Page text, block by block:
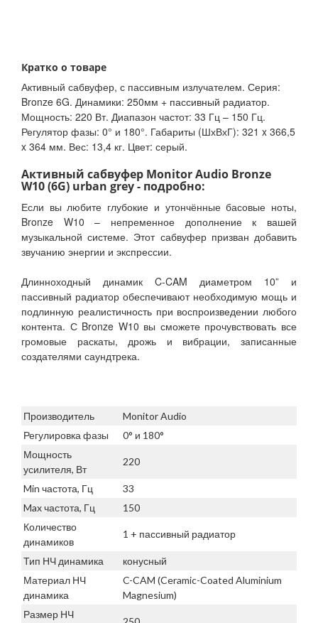
Кратко о товаре
Активный сабвуфер, с пассивным излучателем. Серия:
Bronze 6G. Динамики: 250мм + пассивный радиатор.
Мощность: 220 Вт. Диапазон частот: 33 Гц – 150 Гц.
Регулятор фазы: 0° и 180°. Габариты (ШхВхГ): 321 x 366,5
x 364 мм. Вес: 13,4 кг. Цвет: серый.
Активный сабвуфер Monitor Audio Bronze
W10 (6G) urban grey - подробно:
Если вы любите глубокие и утончённые басовые ноты,
Bronze W10 – непременное дополнение к вашей
музыкальной системе. Этот сабвуфер призван добавить
звучанию энергии и экспрессии.
Длинноходный динамик C-CAM диаметром 10” и
пассивный радиатор обеспечивают необходимую мощь и
подлинную реалистичность при воспроизведении любого
контента. С Bronze W10 вы сможете прочувствовать все
громовые раскаты, дрожь и вибрации, записанные
создателями саундтрека.
Производитель
Monitor Audio
Регулировка фазы
0° и 180°
Мощность
усилителя, Вт
220
Min частота, Гц
33
Max частота, Гц
150
Количество
динамиков
1 + пассивный радиатор
Тип НЧ динамика
конусный
Материал НЧ
динамика
C-CAM (Ceramic-Coated Aluminium
Magnesium)
Размер НЧ